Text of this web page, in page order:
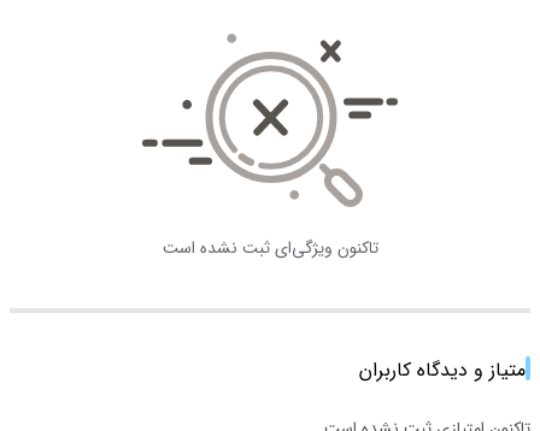
تاکنون ویژگی‌ای ثبت نشده است
امتیاز و دیدگاه کاربران